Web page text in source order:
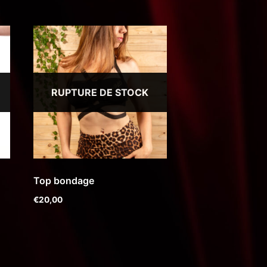
RUPTURE DE STOCK
Top bondage
€20,00